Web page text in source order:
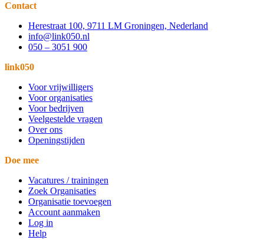
Contact
Herestraat 100, 9711 LM Groningen, Nederland
info@link050.nl
050 – 3051 900
link050
Voor vrijwilligers
Voor organisaties
Voor bedrijven
Veelgestelde vragen
Over ons
Openingstijden
Doe mee
Vacatures / trainingen
Zoek Organisaties
Organisatie toevoegen
Account aanmaken
Log in
Help